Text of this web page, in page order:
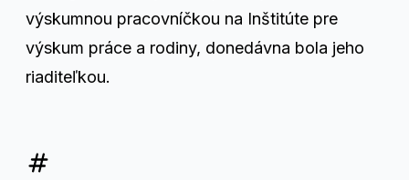
výskumnou pracovníčkou na Inštitúte pre
výskum práce a rodiny, donedávna bola jeho
riaditeľkou.